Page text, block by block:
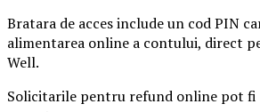
Bratara de acces include un cod PIN
alimentarea online a contului, direct
Well.
Solicitarile pentru refund online pot fi